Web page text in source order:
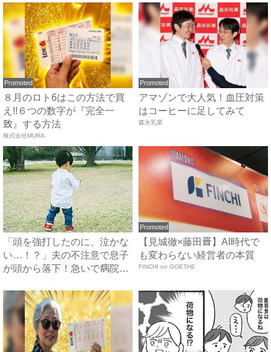
Promoted
８月のロト6はこの方法で買
え!!６つの数字が『完全一
致』する方法
株式会社MURA
Promoted
アマゾンで大人気！血圧対策
はコーヒーに足してみて
森永乳業
「頭を強打したのに、泣かな
い…！？」夫の不注意で息子
が頭から落下！急いで病院へ
Promoted
【見城徹×藤田晋】AI時代で
も変わらない経営者の本質
FINCHI on GOETHE